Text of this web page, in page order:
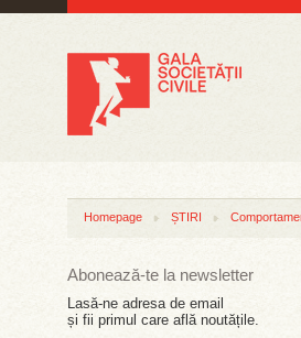
Homepage ȘTIRI
Abonează-te la newsletter
Lasă-ne adresa de email
și fii primul care află noutățile.